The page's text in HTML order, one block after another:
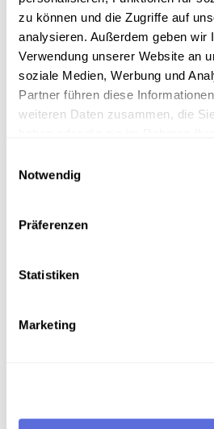
zu können und die Zugriffe auf
analysieren. Außerdem geben wir
Verwendung unserer Website an
soziale Medien, Werbung und
Partner führen diese
weiteren Daten zusammen, die
Notwendig
Präferenzen
Statistiken
Marketing
Mahler was Kapellmeister at
between 1891 and 1897.
Vienna as a guest performer in
Collection history
Schellacksammlung Teuchtler
Location in the digital
Musik ; E-Musik , Vokalmusik